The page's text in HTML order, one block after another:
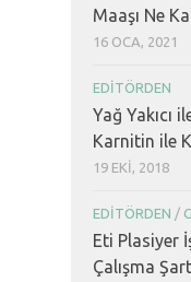
Maaşı Ne
16 OCA, 2021
EDITÖRDEN
Yağ Yakıcı
Karnitin ile
19 EKI, 2018
EDITÖRDEN /
Eti Plasiyer
Çalışma